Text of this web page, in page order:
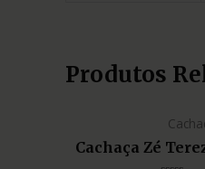
Produtos
Cachaça Zé